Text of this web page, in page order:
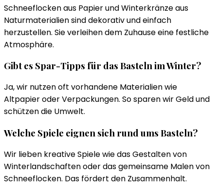
Schneeflocken aus Papier und Winterkränze aus
Naturmaterialien sind dekorativ und einfach
herzustellen. Sie verleihen dem Zuhause eine festliche
Atmosphäre.
Gibt es Spar-Tipps für das Basteln im Winter?
Ja, wir nutzen oft vorhandene Materialien wie
Altpapier oder Verpackungen. So sparen wir Geld und
schützen die Umwelt.
Welche Spiele eignen sich rund ums Basteln?
Wir lieben kreative Spiele wie das Gestalten von
Winterlandschaften oder das gemeinsame Malen von
Schneeflocken. Das fördert den Zusammenhalt.